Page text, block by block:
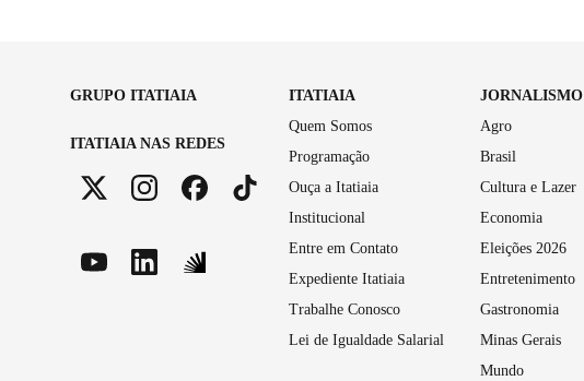
GRUPO ITATIAIA
ITATIAIA NAS REDES
ITATIAIA
Quem Somos
Programação
Ouça a Itatiaia
Institucional
Entre em Contato
Expediente Itatiaia
Trabalhe Conosco
Lei de Igualdade Salarial
JORNALISMO
Agro
Brasil
Cultura e Lazer
Economia
Eleições 2026
Entretenimento
Gastronomia
Minas Gerais
Mundo